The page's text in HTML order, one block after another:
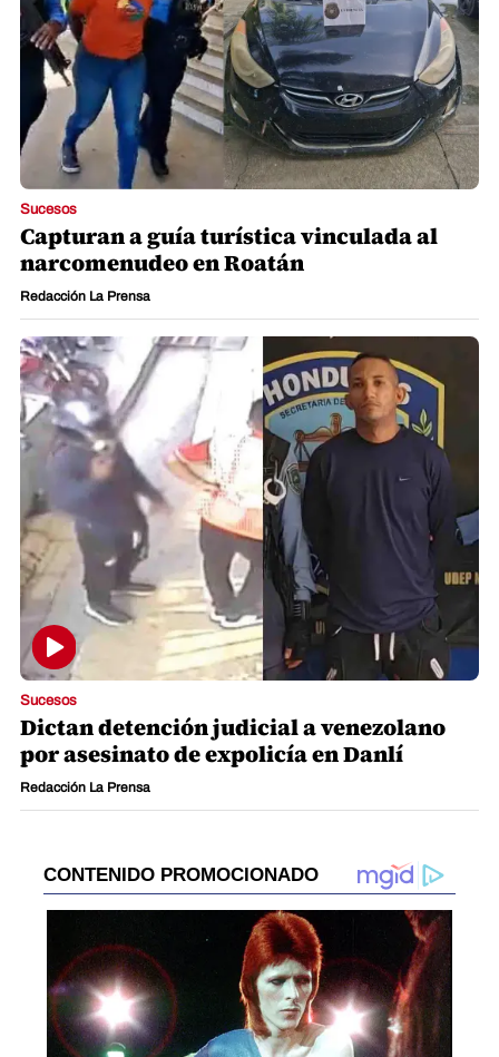
Sucesos
Capturan a guía turística vinculada al
narcomenudeo en Roatán
Redacción La Prensa
Sucesos
Dictan detención judicial a venezolano
por asesinato de expolicía en Danlí
Redacción La Prensa